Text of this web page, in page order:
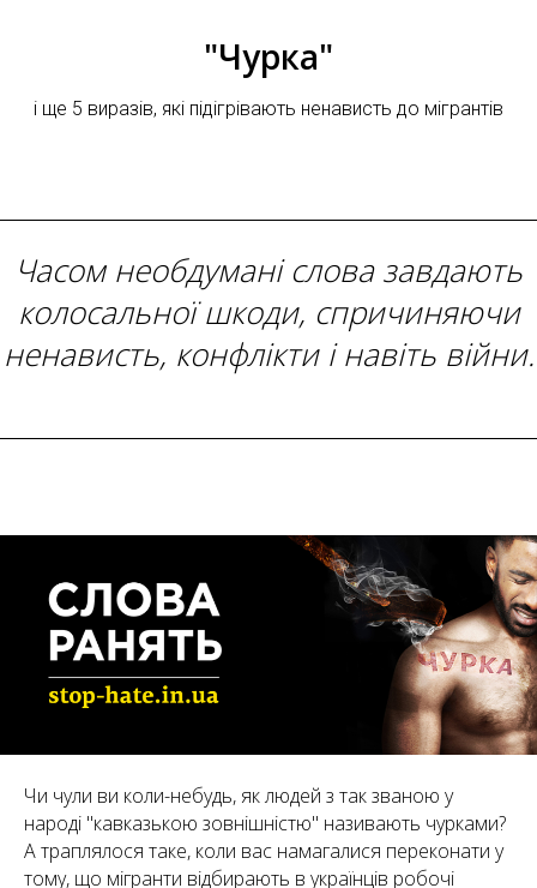
"Чурка"
і ще 5 виразів, які підігрівають ненависть до мігрантів
Часом необдумані слова завдають
колосальної шкоди, спричиняючи
ненависть, конфлікти і навіть війни.
Чи чули ви коли-небудь, як людей з так званою у
народі "кавказькою зовнішністю" називають чурками?
А траплялося таке, коли вас намагалися переконати у
тому, що мігранти відбирають в українців робочі